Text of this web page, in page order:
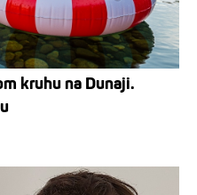
kruhu na Dunaji.